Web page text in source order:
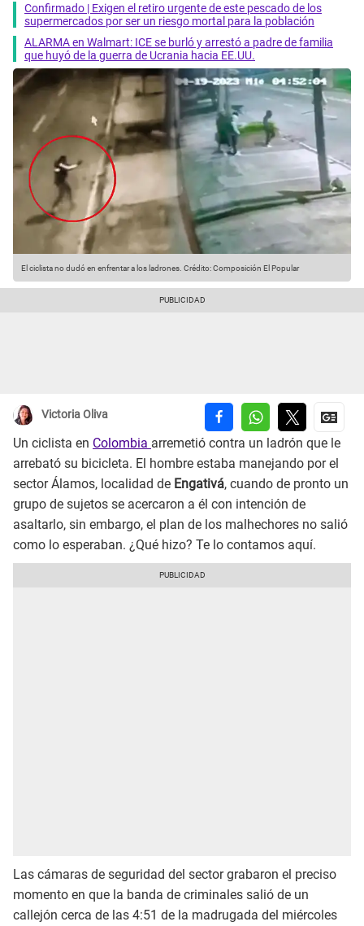
Confirmado | Exigen el retiro urgente de este pescado de los
supermercados por ser un riesgo mortal para la población
ALARMA en Walmart: ICE se burló y arrestó a padre de familia
que huyó de la guerra de Ucrania hacia EE.UU.
El ciclista no dudó en enfrentar a los ladrones. Crédito: Composición El Popular
Victoria Oliva
Un ciclista en Colombia arremetió contra un ladrón que le
arrebató su bicicleta. El hombre estaba manejando por el
sector Álamos, localidad de Engativá, cuando de pronto un
grupo de sujetos se acercaron a él con intención de
asaltarlo, sin embargo, el plan de los malhechores no salió
como lo esperaban. ¿Qué hizo? Te lo contamos aquí.
Las cámaras de seguridad del sector grabaron el preciso
momento en que la banda de criminales salió de un
callejón cerca de las 4:51 de la madrugada del miércoles